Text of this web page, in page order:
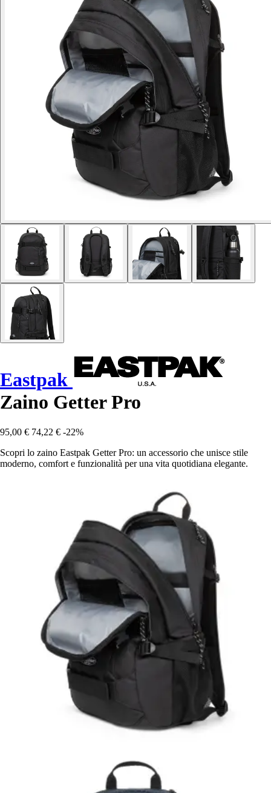
Eastpak
Zaino Getter Pro
95,00 € 74,22 € -22%
Scopri lo zaino Eastpak Getter Pro: un accessorio che unisce stile
moderno, comfort e funzionalità per una vita quotidiana elegante.